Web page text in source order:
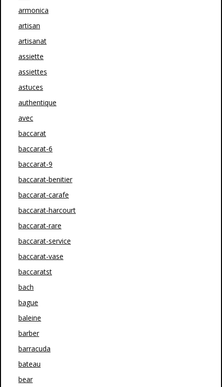
armonica
artisan
artisanat
assiette
assiettes
astuces
authentique
avec
baccarat
baccarat-6
baccarat-9
baccarat-benitier
baccarat-carafe
baccarat-harcourt
baccarat-rare
baccarat-service
baccarat-vase
baccaratst
bach
bague
baleine
barber
barracuda
bateau
bear